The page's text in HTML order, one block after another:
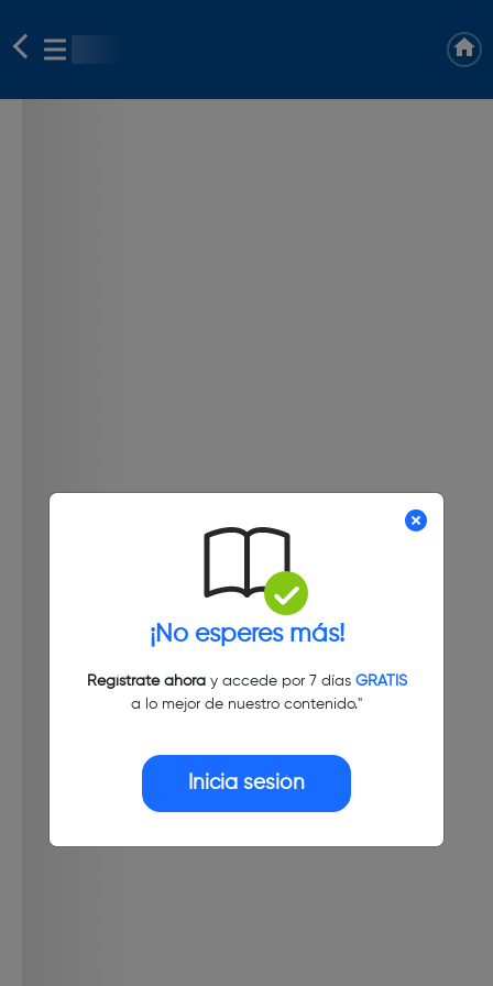
¡No esperes más!
Regístrate ahoray accede por 7 días GRATIS
a lo mejor de nuestro contenido."
Inicia sesión